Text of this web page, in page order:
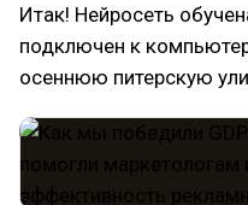
Итак! Нейросеть
подключен к
осеннюю питерскую